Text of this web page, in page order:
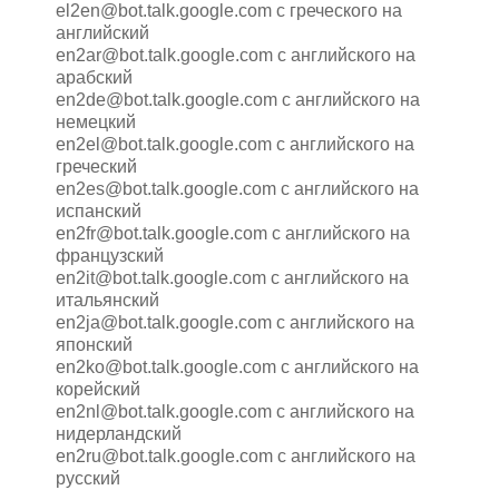
el2en@bot.talk.google.com с греческого на
английский
en2ar@bot.talk.google.com с английского на
арабский
en2de@bot.talk.google.com с английского на
немецкий
en2el@bot.talk.google.com с английского на
греческий
en2es@bot.talk.google.com с английского на
испанский
en2fr@bot.talk.google.com с английского на
французский
en2it@bot.talk.google.com с английского на
итальянский
en2ja@bot.talk.google.com с английского на
японский
en2ko@bot.talk.google.com с английского на
корейский
en2nl@bot.talk.google.com с английского на
нидерландский
en2ru@bot.talk.google.com с английского на
русский